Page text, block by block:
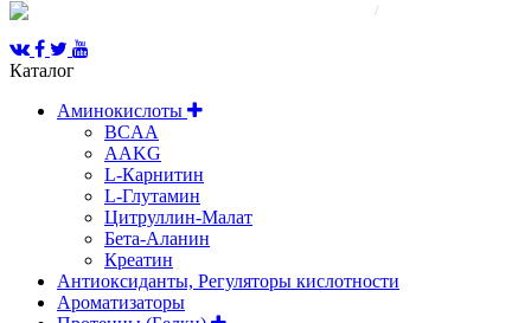
/
Каталог
Аминокислоты
BCAA
AAKG
L-Карнитин
L-Глутамин
Цитруллин-Малат
Бета-Аланин
Креатин
Антиоксиданты, Регуляторы кислотности
Ароматизаторы